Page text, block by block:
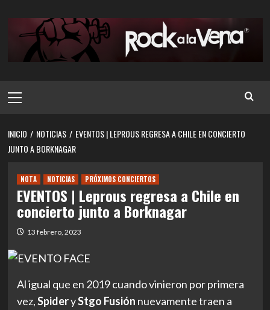
contenido
principal
INICIO NOTICIAS
EVENTOS | LEPROUS REGRESA A CHILE EN CONCIERTO
JUNTO A BORKNAGAR
NOTA NOTICIAS PRÓXIMOS CONCIERTOS
EVENTOS | Leprous regresa a Chile en
concierto junto a Borknagar
13 febrero, 2023
Al igual que en 2019 cuando vinieron por primera
vez,SpideryStgo Fusión nuevamente traen a